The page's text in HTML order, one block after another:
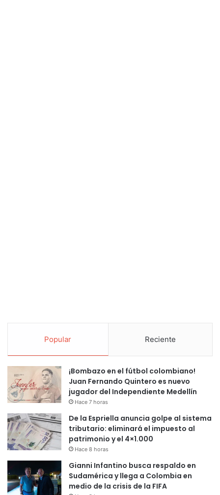
Popular Reciente
¡Bombazo en el fútbol colombiano!
Juan Fernando Quintero es nuevo
jugador del Independiente Medellín
Hace 7 horas
De la Espriella anuncia golpe al sistema
tributario: eliminará el impuesto al
patrimonio y el 4×1.000
Hace 8 horas
Gianni Infantino busca respaldo en
Sudamérica y llega a Colombia en
medio de la crisis de la FIFA